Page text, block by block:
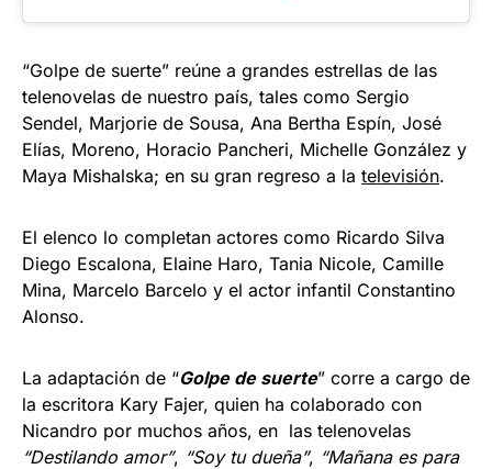
“Golpe de suerte” reúne a grandes estrellas de las
telenovelas de nuestro país, tales como Sergio
Sendel, Marjorie de Sousa, Ana Bertha Espín, José
Elías, Moreno, Horacio Pancheri, Michelle González y
Maya Mishalska; en su gran regreso a la televisión.
El elenco lo completan actores como Ricardo Silva
Diego Escalona, Elaine Haro, Tania Nicole, Camille
Mina, Marcelo Barcelo y el actor infantil Constantino
Alonso.
La adaptación de “Golpe de suerte” corre a cargo de
la escritora Kary Fajer, quien ha colaborado con
Nicandro por muchos años, en las telenovelas
“Destilando amor”, “Soy tu dueña”, “Mañana es para